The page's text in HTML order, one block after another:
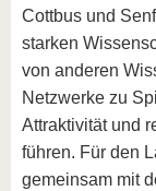
Cottbus und
starken
von anderen
Netzwerke zu
Attraktivität und
führen. Für den
gemeinsam mit